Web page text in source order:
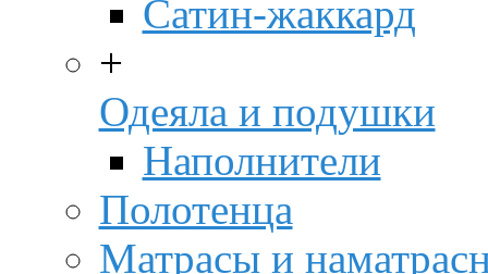
Сатин-жаккард
+
Одеяла и подушки
Наполнители
Полотенца
Матрасы и